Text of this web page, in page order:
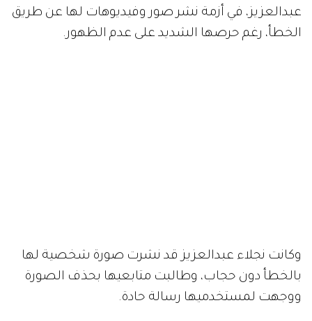
عبدالعزيز، في أزمة نشر صور وفيديوهات لها عن طريق
الخطأ، رغم حرصها الشديد على عدم الظهور.
وكانت نجلاء عبدالعزيز قد نشرت صورة شخصية لها
بالخطأ دون حجاب، وطالبت متابعيها بحذف الصورة
ووجهت لمستخدميها رسالة حادة.